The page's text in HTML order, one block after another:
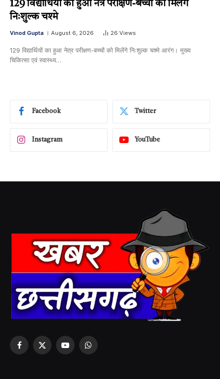
129 विद्यार्थियों का हुआ नेत्र परीक्षण-बच्चों को मिलेंगे
निःशुल्क चश्मे
Vinod Gupta August 6, 2026 26 Views
129 विद्यार्थियों का हुआ नेत्र परीक्षण-बच्चों को मिलेंगे निःशुल्क चश्मे आरंग। मुख्य
चिकित्सा एवं स्वास्थ्य…
Facebook Twitter
Instagram YouTube
Facebook
X
YouTubeWhatsApp